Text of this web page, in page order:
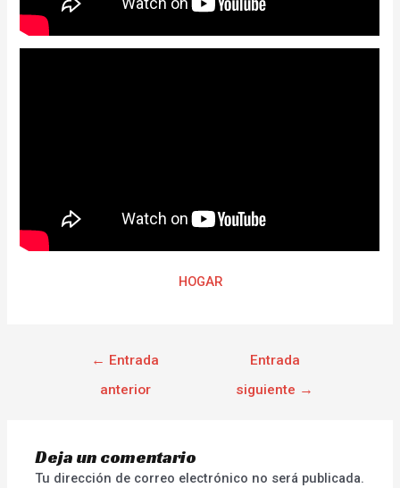
HOGAR
← Entrada
anterior
Entrada
siguiente →
Deja un comentario
Tu dirección de correo electrónico no será publicada.